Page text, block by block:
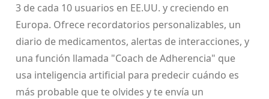
3 de cada 10 usuarios en EE.UU. y creciendo en
Europa. Ofrece recordatorios personalizables, un
diario de medicamentos, alertas de interacciones, y
una función llamada "Coach de Adherencia" que
usa inteligencia artificial para predecir cuándo es
más probable que te olvides y te envía un